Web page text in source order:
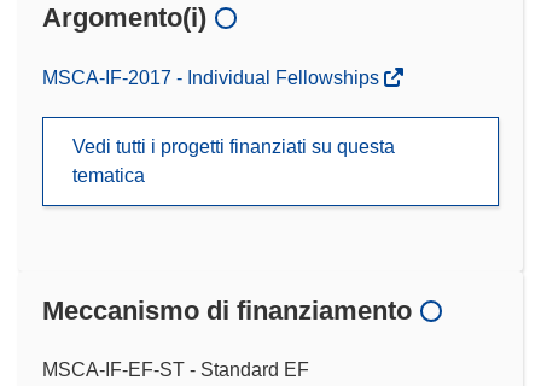
Argomento(i)
MSCA-IF-2017 - Individual Fellowships
Vedi tutti i progetti finanziati su questa
tematica
Meccanismo di finanziamento
MSCA-IF-EF-ST - Standard EF